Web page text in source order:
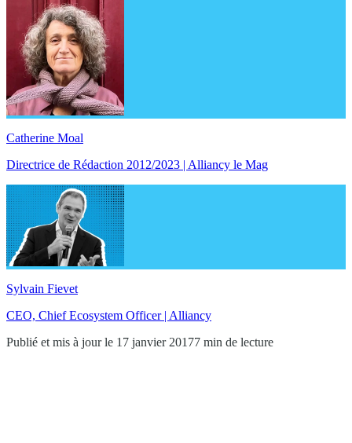
Catherine Moal
Directrice de Rédaction 2012/2023 | Alliancy le Mag
Sylvain Fievet
CEO, Chief Ecosystem Officer | Alliancy
Publié et mis à jour le 17 janvier 20177 min de lecture